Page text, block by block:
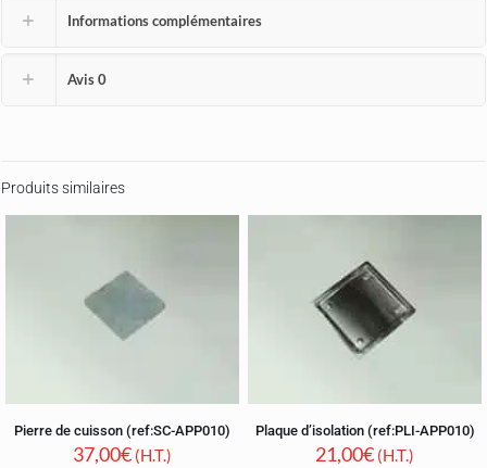
Informations complémentaires
Avis0
Produits similaires
Pierre de cuisson (ref:SC-APP010)
37,00€ (H.T.)
Plaque d’isolation (ref:PLI-APP010)
21,00€ (H.T.)